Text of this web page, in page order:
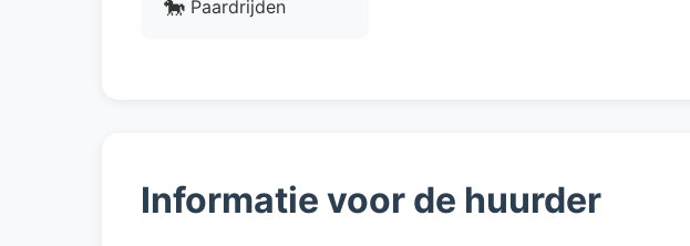
🐎 Paardrijden
Informatie voor de huurder